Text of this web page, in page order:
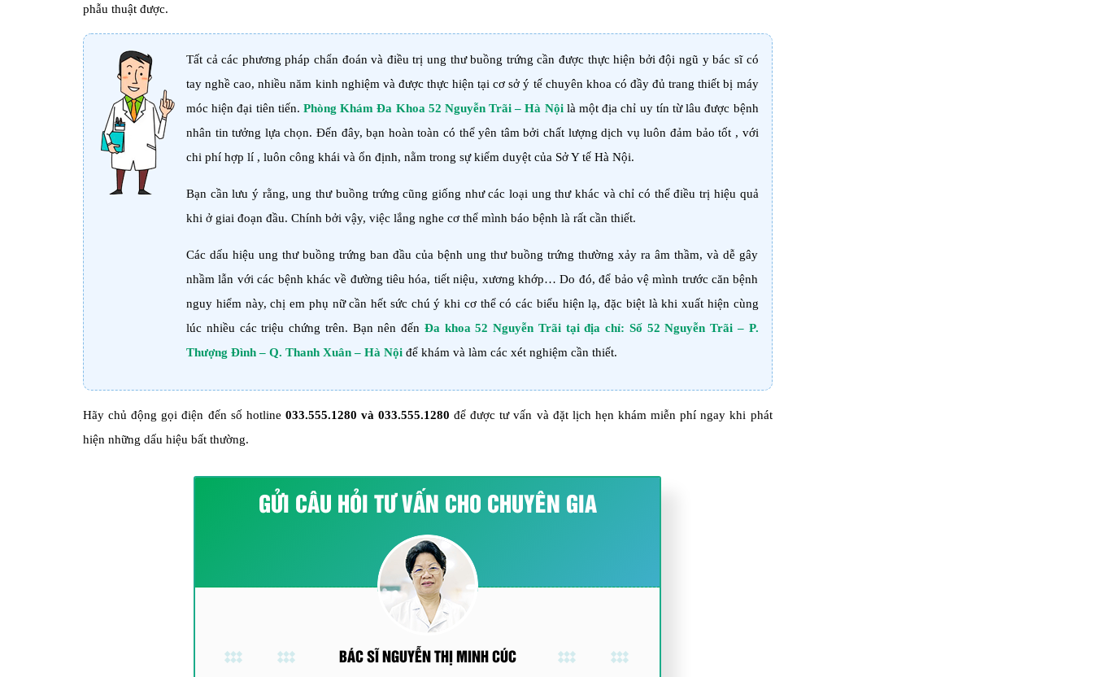
phẫu thuật được.
Tất cả các phương pháp chẩn đoán và điều trị ung thư buồng trứng cần được thực hiện bởi đội ngũ y bác sĩ có
tay nghề cao, nhiều năm kinh nghiệm và được thực hiện tại cơ sở ý tế chuyên khoa có đầy đủ trang thiết bị máy
móc hiện đại tiên tiến. Phòng Khám Đa Khoa 52 Nguyễn Trãi – Hà Nội là một địa chỉ uy tín từ lâu được bệnh
nhân tin tưởng lựa chọn. Đến đây, bạn hoàn toàn có thể yên tâm bởi chất lượng dịch vụ luôn đảm bảo tốt , với
chi phí hợp lí , luôn công khái và ổn định, nằm trong sự kiểm duyệt của Sở Y tế Hà Nội.
Bạn cần lưu ý rằng, ung thư buồng trứng cũng giống như các loại ung thư khác và chỉ có thể điều trị hiệu quả
khi ở giai đoạn đầu. Chính bởi vậy, việc lắng nghe cơ thể mình báo bệnh là rất cần thiết.
Các dấu hiệu ung thư buồng trứng ban đầu của bệnh ung thư buồng trứng thường xảy ra âm thầm, và dễ gây
nhầm lẫn với các bệnh khác về đường tiêu hóa, tiết niệu, xương khớp… Do đó, để bảo vệ mình trước căn bệnh
nguy hiểm này, chị em phụ nữ cần hết sức chú ý khi cơ thể có các biểu hiện lạ, đặc biệt là khi xuất hiện cùng
lúc nhiều các triệu chứng trên. Bạn nên đến Đa khoa 52 Nguyễn Trãi tại địa chỉ: Số 52 Nguyễn Trãi – P.
Thượng Đình – Q. Thanh Xuân – Hà Nội để khám và làm các xét nghiệm cần thiết.
Hãy chủ động gọi điện đến số hotline 033.555.1280 và033.555.1280 để được tư vấn và đặt lịch hẹn khám miễn phí ngay khi phát
hiện những dấu hiệu bất thường.
GỬI CÂU HỎI TƯ VẤN CHO CHUYÊN GIA
BÁC SĨ NGUYỄN THỊ MINH CÚC